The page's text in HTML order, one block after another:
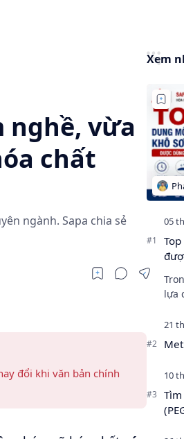
nghề, vừa
chất
ngành. Sapa chia sẻ
đổi khi văn bản chính
Xem
lựa